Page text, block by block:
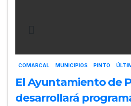
COMARCAL MUNICIPIOS PINTO
El Ayuntamiento de
desarrollará